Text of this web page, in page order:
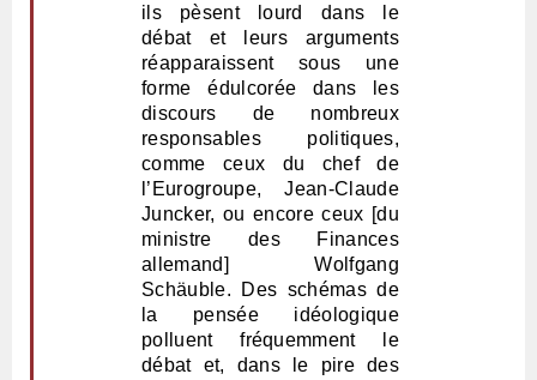
ils pèsent lourd dans le
débat et leurs arguments
réapparaissent sous une
forme édulcorée dans les
discours de nombreux
responsables politiques,
comme ceux du chef de
l’Eurogroupe, Jean-Claude
Juncker, ou encore ceux [du
ministre des Finances
allemand] Wolfgang
Schäuble. Des schémas de
la pensée idéologique
polluent fréquemment le
débat et, dans le pire des